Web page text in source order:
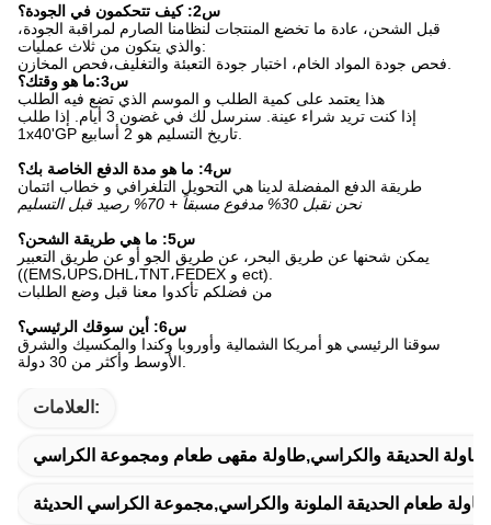
س2: كيف تتحكمون في الجودة؟
قبل الشحن، عادة ما تخضع المنتجات لنظامنا الصارم لمراقبة الجودة،
والذي يتكون من ثلاث عمليات:
س3:ما هو وقتك؟
هذا يعتمد على كمية الطلب و الموسم الذي تضع فيه الطلب
إذا كنت تريد شراء عينة. سنرسل لك في غضون 3 أيام. إذا طلب
س4: ما هو مدة الدفع الخاصة بك؟
طريقة الدفع المفضلة لدينا هي التحويل التلغرافي و خطاب ائتمان
نحن نقبل 30% مدفوع مسبقاً + 70% رصيد قبل التسليم
س5: ما هي طريقة الشحن؟
يمكن شحنها عن طريق البحر، عن طريق الجو أو عن طريق التعبير
((EMS،UPS،DHL،TNT،FEDEX و ect).
من فضلكم تأكدوا معنا قبل وضع الطلبات
س6: أين سوقك الرئيسي؟
سوقنا الرئيسي هو أمريكا الشمالية وأوروبا وكندا والمكسيك والشرق
العلامات:
الحديقة والكراسي,طاولة مقهى طعام ومجموعة الكراسي
طعام الحديقة الملونة والكراسي,مجموعة الكراسي الحديثة